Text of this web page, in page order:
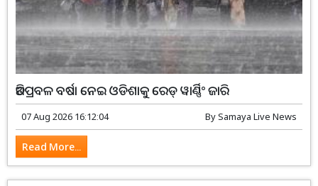
ଅତିପ୍ରବଳ ବର୍ଷା ନେଇ ଓଡିଶାକୁ ରେଡ୍ ୱାର୍ଣ୍ଣିଂ ଜାରି
07 Aug 2026 16:12:04 BySamaya Live News
Read More...